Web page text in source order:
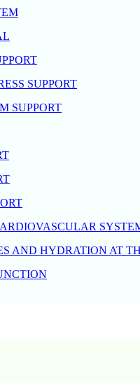
SUPPORT
SUPPORT
AND HYDRATION AT